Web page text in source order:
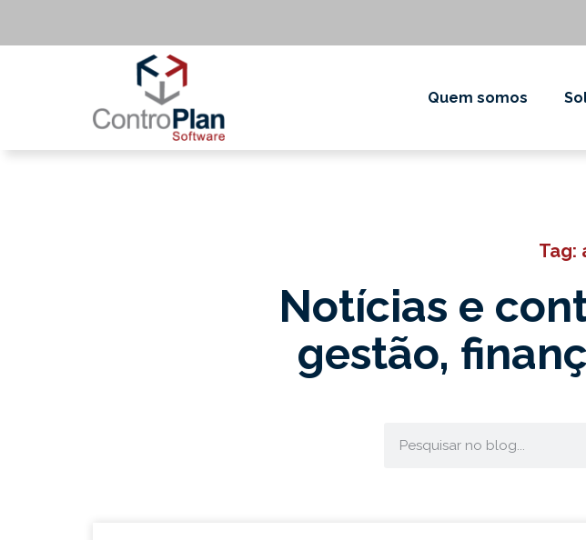
Quem somos
Tag:
Notícias e
gestão,